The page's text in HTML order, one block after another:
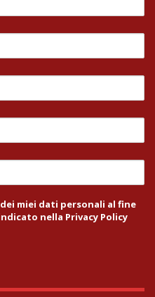
miei dati personali al fine
nella Privacy Policy